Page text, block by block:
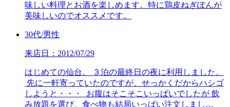
味しい料理とお酒を楽しめます。特に鶏皮ねぎぽんが
美味しいのでオススメです。
30代/男性
来店日：2012/07/29
はじめての仙台。 ３泊の最終日の夜に利用しました。
先に一軒寄っていたのですが、せっかくだからハシゴ
しようと・・・ お腹はそこそこいっぱいでしたが 飲
み放題を選び、食べ物も結局いっぱい注文しまし…